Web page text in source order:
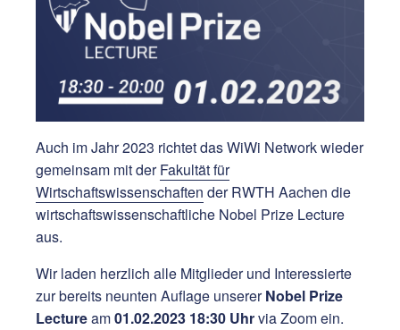
Auch im Jahr 2023 richtet das WiWi Network wieder
gemeinsam mit derFakultät für
Wirtschaftswissenschaften der RWTH Aachen die
wirtschaftswissenschaftliche Nobel Prize Lecture
aus.
Wir laden herzlich alle Mitglieder und Interessierte
zur bereits neunten Auflage unsererNobel Prize
Lectuream01.02.2023 18:30 Uhrvia Zoom ein.